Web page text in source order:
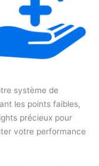
système de
les points faibles,
précieux pour
votre performance